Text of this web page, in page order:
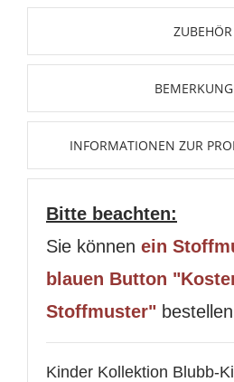
ZUBEHÖR
INFORMATIONEN ZUR
Bitte beachten:
Sie können ein
blauen Button
Stoffmuster"
Kinder Kollektion Blubb-